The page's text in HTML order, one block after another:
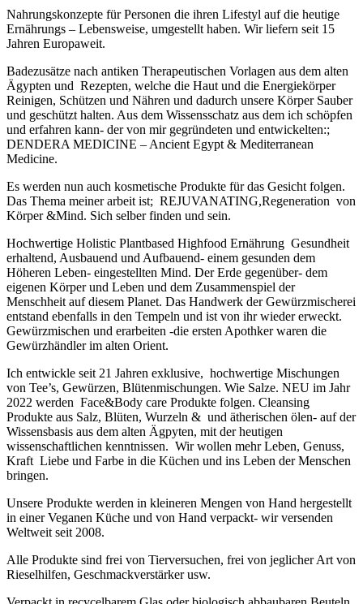
Nahrungskonzepte für Personen die ihren Lifestyl auf die heutige
Ernährungs – Lebensweise, umgestellt haben. Wir liefern seit 15
Jahren Europaweit.
Badezusätze nach antiken Therapeutischen Vorlagen aus dem alten
Ägypten und Rezepten, welche die Haut und die Energiekörper
Reinigen, Schützen und Nähren und dadurch unsere Körper Sauber
und geschützt halten. Aus dem Wissensschatz aus dem ich schöpfen
und erfahren kann- der von mir gegründeten und entwickelten:;
DENDERA MEDICINE – Ancient Egypt & Mediterranean
Medicine.
Es werden nun auch kosmetische Produkte für das Gesicht folgen.
Das Thema meiner arbeit ist; REJUVANATING,Regeneration von
Körper &Mind. Sich selber finden und sein.
Hochwertige Holistic Plantbased Highfood Ernährung Gesundheit
erhaltend, Ausbauend und Aufbauend- einem gesunden dem
Höheren Leben- eingestellten Mind. Der Erde gegenüber- dem
eigenen Körper und Leben und dem Zusammenspiel der
Menschheit auf diesem Planet. Das Handwerk der Gewürzmischerei
entstand ebenfalls in den Tempeln und ist von ihr wieder erweckt.
Gewürzmischen und erarbeiten -die ersten Apothker waren die
Gewürzhändler im alten Orient.
Ich entwickle seit 21 Jahren exklusive, hochwertige Mischungen
von Tee’s, Gewürzen, Blütenmischungen. Wie Salze. NEU im Jahr
2022 werden Face&Body care Produkte folgen. Cleansing
Produkte aus Salz, Blüten, Wurzeln & und ätherischen ölen- auf der
Wissensbasis aus dem alten Ägpyten, mit der heutigen
wissenschaftlichen kenntnissen. Wir wollen mehr Leben, Genuss,
Kraft Liebe und Farbe in die Küchen und ins Leben der Menschen
bringen.
Unsere Produkte werden in kleineren Mengen von Hand hergestellt
in einer Veganen Küche und von Hand verpackt- wir versenden
Weltweit seit 2008.
Alle Produkte sind frei von Tierversuchen, frei von jeglicher Art von
Rieselhilfen, Geschmackverstärker usw.